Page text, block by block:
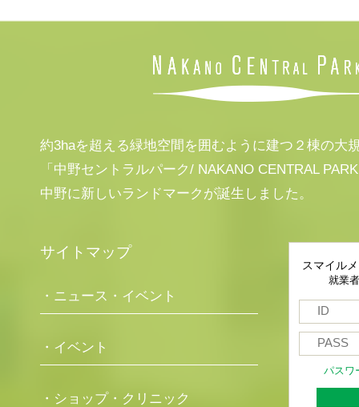
約3haを超える緑地空間を囲むように建つ２棟の大
「中野セントラルパーク/ NAKANO CENTRAL
中野に新しいランドマークが誕生しました。
サイトマップ
・ニュース・イベント
・イベント
・ショップ・クリニック
スマイル
就業
パスワ